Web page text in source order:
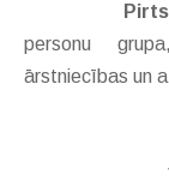
Pirts
personu
ārstniecības un